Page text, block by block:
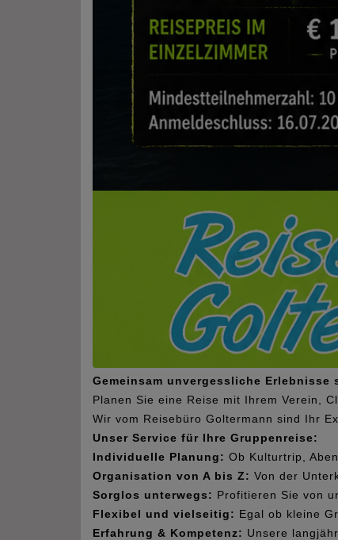
Gemeinsam unvergessliche
Planen Sie eine Reise mit Ihrem Verein,
Wir vom Reisebüro Goltermann sind Ihr
Unser Service für Ihre Gruppenreise:
Individuelle Planung: Ob Kulturtrip,
Organisation von A bis Z: Von der
Sorglos unterwegs: Profitieren Sie von
Flexibel und vielseitig: Egal ob kleine
Erfahrung & Kompetenz: Unsere